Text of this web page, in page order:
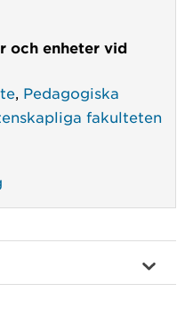
och enheter vid
Pedagogiska
fakulteten